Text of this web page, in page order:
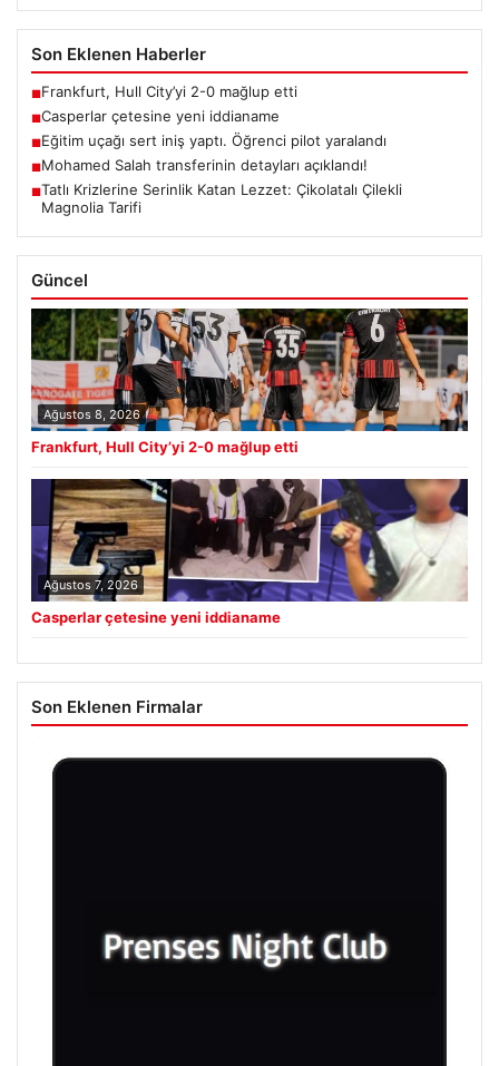
Son Eklenen Haberler
■Frankfurt, Hull City’yi 2-0 mağlup etti
■Casperlar çetesine yeni iddianame
■Eğitim uçağı sert iniş yaptı. Öğrenci pilot yaralandı
■Mohamed Salah transferinin detayları açıklandı!
■Tatlı Krizlerine Serinlik Katan Lezzet: Çikolatalı Çilekli
Magnolia Tarifi
Güncel
Ağustos 8, 2026
Frankfurt, Hull City’yi 2-0 mağlup etti
Ağustos 7, 2026
Casperlar çetesine yeni iddianame
Son Eklenen Firmalar